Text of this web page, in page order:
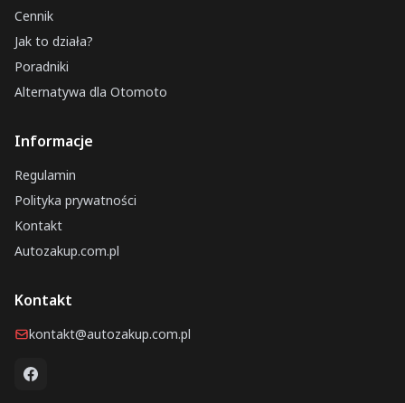
Cennik
Jak to działa?
Poradniki
Alternatywa dla Otomoto
Informacje
Regulamin
Polityka prywatności
Kontakt
Autozakup.com.pl
Kontakt
kontakt@autozakup.com.pl